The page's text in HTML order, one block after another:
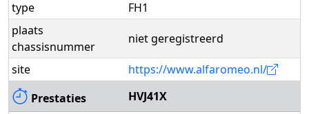
type
FH1
plaats
chassisnummer
niet geregistreerd
site
https://www.alfaromeo.nl/
Prestaties
HVJ41X